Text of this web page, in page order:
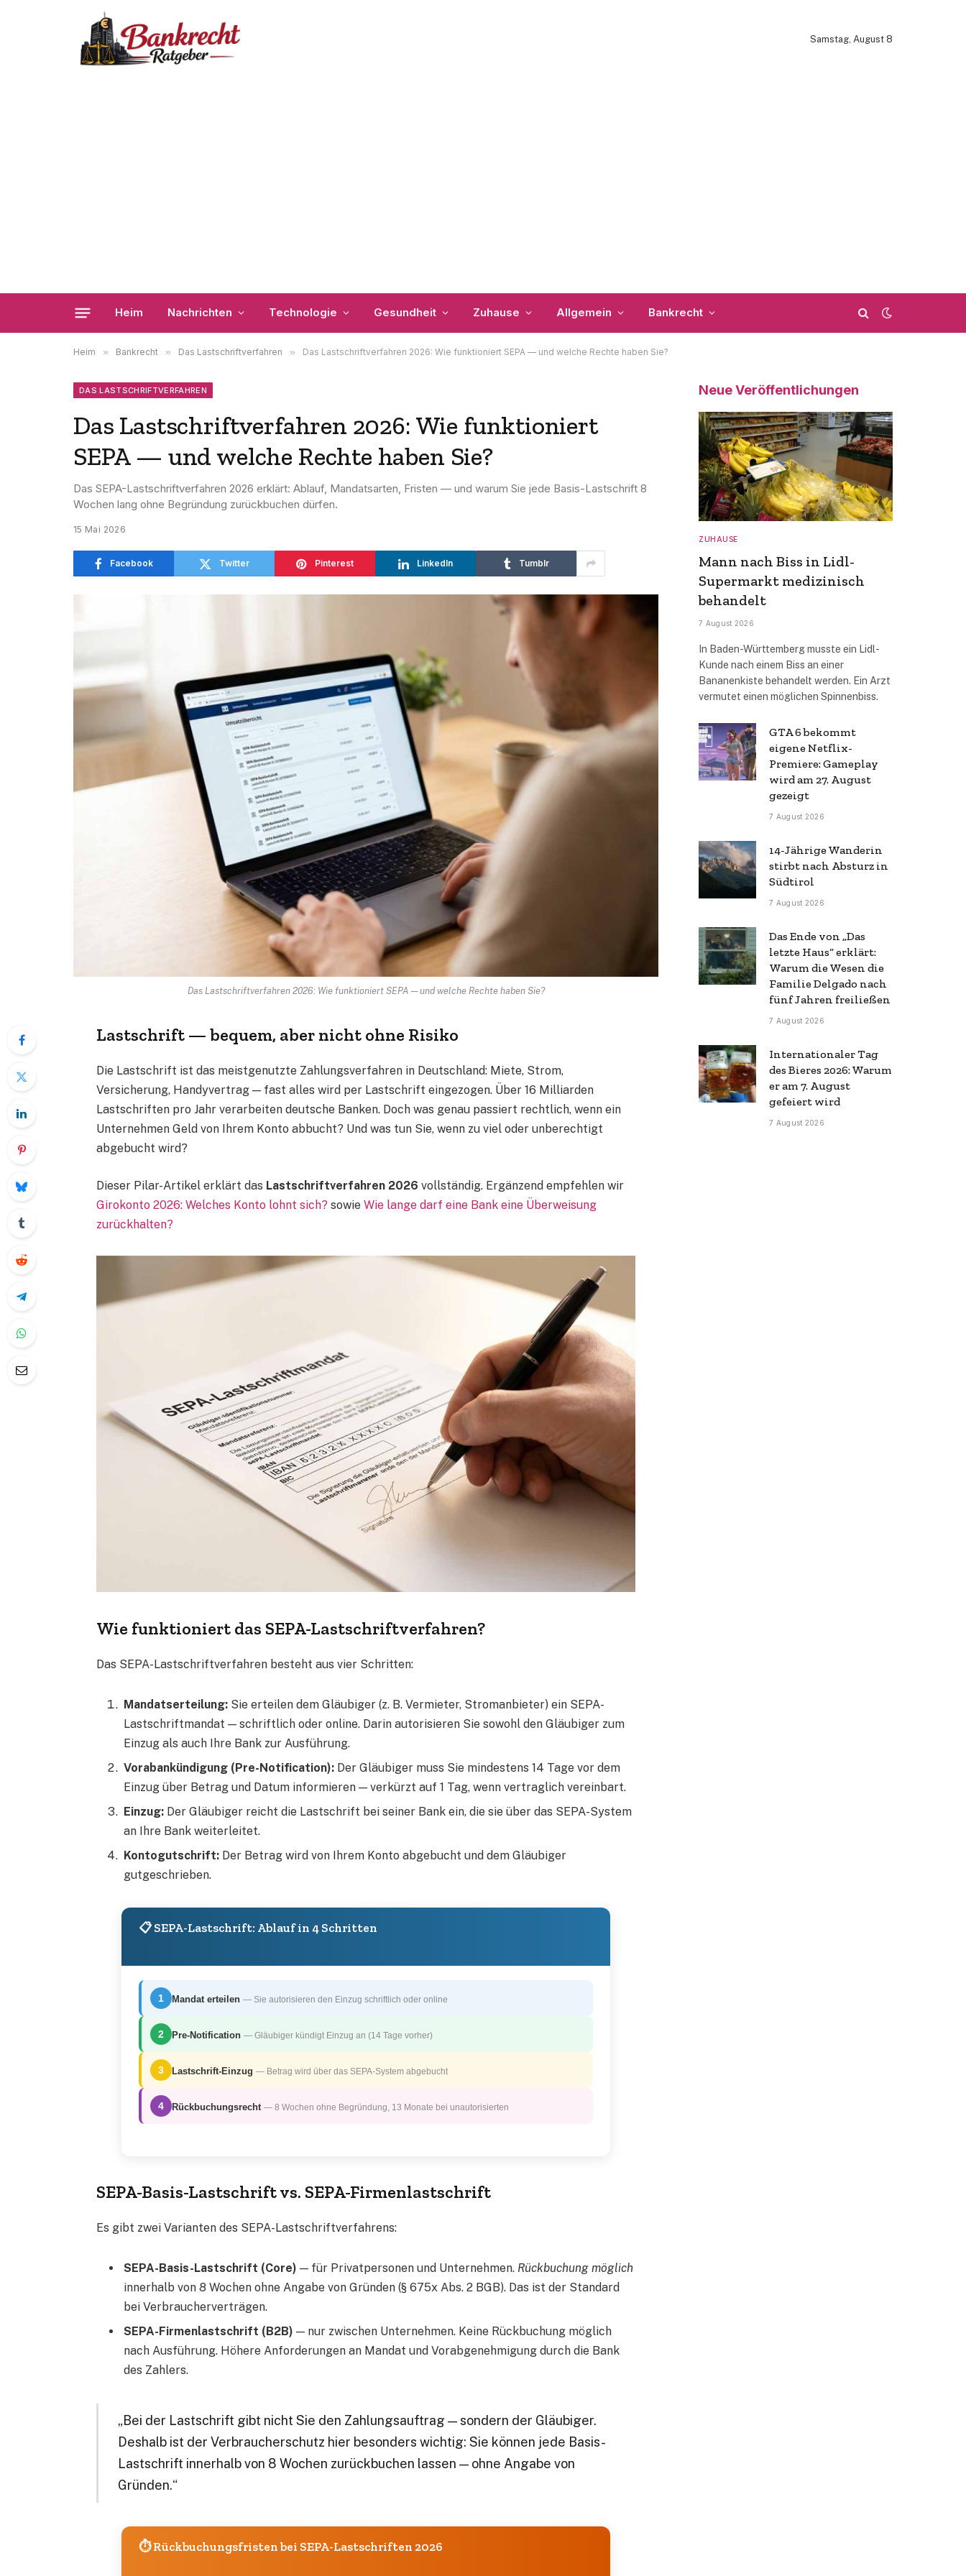
Samstag, August 8
Heim Nachrichten Technologie Gesundheit Zuhause Allgemein Bankrecht
Heim » Bankrecht » Das Lastschriftverfahren » Das Lastschriftverfahren 2026: Wie funktioniert SEPA — und welche Rechte haben Sie?
DAS LASTSCHRIFTVERFAHREN
Das Lastschriftverfahren 2026: Wie funktioniert
SEPA — und welche Rechte haben Sie?
Das SEPA-Lastschriftverfahren 2026 erklärt: Ablauf, Mandatsarten, Fristen — und warum Sie jede Basis-Lastschrift 8
Wochen lang ohne Begründung zurückbuchen dürfen.
15 Mai 2026
Facebook Twitter Pinterest LinkedIn Tumblr
Das Lastschriftverfahren 2026: Wie funktioniert SEPA — und welche Rechte haben Sie?
Lastschrift — bequem, aber nicht ohne Risiko
Die Lastschrift ist das meistgenutzte Zahlungsverfahren in Deutschland: Miete, Strom,
Versicherung, Handyvertrag — fast alles wird per Lastschrift eingezogen. Über 16 Milliarden
Lastschriften pro Jahr verarbeiten deutsche Banken. Doch was genau passiert rechtlich, wenn ein
Unternehmen Geld von Ihrem Konto abbucht? Und was tun Sie, wenn zu viel oder unberechtigt
abgebucht wird?
Dieser Pilar-Artikel erklärt das Lastschriftverfahren 2026 vollständig. Ergänzend empfehlen wir
Girokonto 2026: Welches Konto lohnt sich? sowieWie lange darf eine Bank eine Überweisung
zurückhalten?
Wie funktioniert das SEPA-Lastschriftverfahren?
Das SEPA-Lastschriftverfahren besteht aus vier Schritten:
Mandatserteilung: Sie erteilen dem Gläubiger (z. B. Vermieter, Stromanbieter) ein SEPA-
Lastschriftmandat — schriftlich oder online. Darin autorisieren Sie sowohl den Gläubiger zum
Einzug als auch Ihre Bank zur Ausführung.
Vorabankündigung (Pre-Notification): Der Gläubiger muss Sie mindestens 14 Tage vor dem
Einzug über Betrag und Datum informieren — verkürzt auf 1 Tag, wenn vertraglich vereinbart.
Einzug: Der Gläubiger reicht die Lastschrift bei seiner Bank ein, die sie über das SEPA-System
an Ihre Bank weiterleitet.
Kontogutschrift: Der Betrag wird von Ihrem Konto abgebucht und dem Gläubiger
gutgeschrieben.
📋 SEPA-Lastschrift: Ablauf in 4 Schritten
1 Mandat erteilen — Sie autorisieren den Einzug schriftlich oder online
2 Pre-Notification — Gläubiger kündigt Einzug an (14 Tage vorher)
3 Lastschrift-Einzug — Betrag wird über das SEPA-System abgebucht
4 Rückbuchungsrecht — 8 Wochen ohne Begründung, 13 Monate bei unautorisierten
SEPA-Basis-Lastschrift vs. SEPA-Firmenlastschrift
Es gibt zwei Varianten des SEPA-Lastschriftverfahrens:
SEPA-Basis-Lastschrift (Core) — für Privatpersonen und Unternehmen. Rückbuchung möglich
innerhalb von 8 Wochen ohne Angabe von Gründen (§ 675x Abs. 2 BGB). Das ist der Standard
bei Verbraucherverträgen.
SEPA-Firmenlastschrift (B2B) — nur zwischen Unternehmen. Keine Rückbuchung möglich
nach Ausführung. Höhere Anforderungen an Mandat und Vorabgenehmigung durch die Bank
des Zahlers.
„Bei der Lastschrift gibt nicht Sie den Zahlungsauftrag — sondern der Gläubiger.
Deshalb ist der Verbraucherschutz hier besonders wichtig: Sie können jede Basis-
Lastschrift innerhalb von 8 Wochen zurückbuchen lassen — ohne Angabe von
Gründen.“
⏱️ Rückbuchungsfristen bei SEPA-Lastschriften 2026
Neue Veröffentlichungen
ZUHAUSE
Mann nach Biss in Lidl-
Supermarkt medizinisch
behandelt
7 August 2026
In Baden-Württemberg musste ein Lidl-
Kunde nach einem Biss an einer
Bananenkiste behandelt werden. Ein Arzt
vermutet einen möglichen Spinnenbiss.
GTA 6 bekommt
eigene Netflix-
Premiere: Gameplay
wird am 27. August
gezeigt
7 August 2026
14-Jährige Wanderin
stirbt nach Absturz in
Südtirol
7 August 2026
Das Ende von „Das
letzte Haus“ erklärt:
Warum die Wesen die
Familie Delgado nach
fünf Jahren freiließen
7 August 2026
Internationaler Tag
des Bieres 2026: Warum
er am 7. August
gefeiert wird
7 August 2026